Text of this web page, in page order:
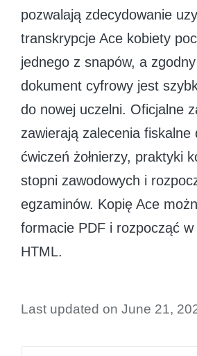
pozwalają zdecydowanie
transkrypcje Ace kobiety
jednego z snapów, a
dokument cyfrowy jest
do nowej uczelni. Oficjalne
zawierają zalecenia fiskalne
ćwiczeń żołnierzy, praktyki
stopni zawodowych i
egzaminów. Kopię Ace
formacie PDF i rozpocząć
HTML.
Last updated on June 21,